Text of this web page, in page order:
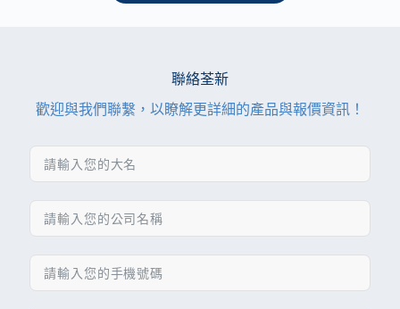
聯絡荃新
歡迎與我們聯繫，以瞭解更詳細的產品與報價資訊！